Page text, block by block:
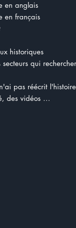
en anglais
en français
historiques
qui
pas réécrit
des vidéos ...